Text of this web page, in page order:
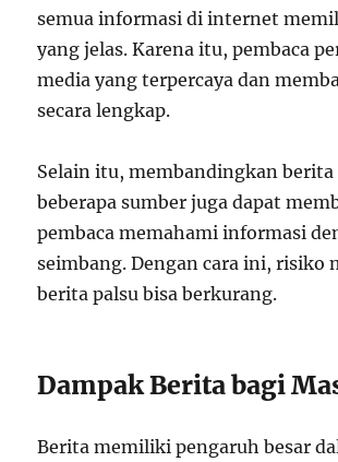
semua informasi di internet
yang jelas. Karena itu, pembaca
media yang terpercaya dan
secara lengkap.
Selain itu, membandingkan berita
beberapa sumber juga dapat
pembaca memahami informasi
seimbang. Dengan cara ini, risiko
berita palsu bisa berkurang.
Dampak Berita bagi
Berita memiliki pengaruh besar